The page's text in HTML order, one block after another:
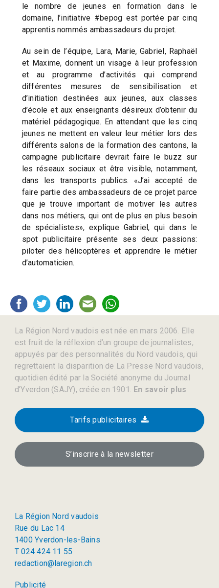
le nombre de jeunes en formation dans le
domaine, l’initiative #bepog est portée par cinq
apprentis nommés ambassadeurs du projet.
Au sein de l’équipe, Lara, Marie, Gabriel, Raphaël
et Maxime, donnent un visage à leur profession
et au programme d’activités qui comprend
différentes mesures de sensibilisation et
d’initiation destinées aux jeunes, aux classes
d’école et aux enseignants désireux d’obtenir du
matériel pédagogique. En attendant que les cinq
jeunes ne mettent en valeur leur métier lors des
différents salons de la formation des cantons, la
campagne publicitaire devrait faire le buzz sur
les réseaux sociaux et être visible, notamment,
dans les transports publics. «J’ai accepté de
faire partie des ambassadeurs de ce projet parce
que je trouve important de motiver les autres
dans nos métiers, qui ont de plus en plus besoin
de spécialistes», explique Gabriel, qui dans le
spot publicitaire présente ses deux passions:
piloter des hélicoptères et apprendre le métier
d’automaticien.
La Région Nord vaudois est née en mars 2006. Elle
est fruit de la réflexion d’un groupe de journalistes,
appuyés par des personnalités du Nord vaudois, qui
regrettaient la disparition de La Presse Nord vaudois,
quotidien édité par la Société anonyme du Journal
d’Yverdon (SAJY), créée en 1901. En savoir plus
Tarifs publicitaires
S’inscrire à la newsletter
La Région Nord vaudois
Rue du Lac 14
1400 Yverdon-les-Bains
T 024 424 11 55
redaction@laregion.ch
Publicité